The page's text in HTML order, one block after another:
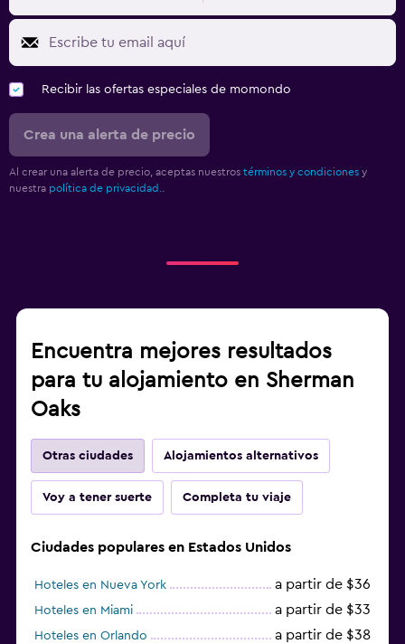
Recibir las ofertas especiales de momondo
Crea una alerta de precio
Al crear una alerta de precio, aceptas nuestros términos y condiciones y
nuestra política de privacidad.
Encuentra mejores resultados
para tu alojamiento en Sherman
Oaks
Otras ciudades Alojamientos alternativos
Voy a tener suerte Completa tu viaje
Ciudades populares en Estados Unidos
Hoteles en Nueva York a partir de $36
Hoteles en Miami a partir de $33
Hoteles en Orlando a partir de $38